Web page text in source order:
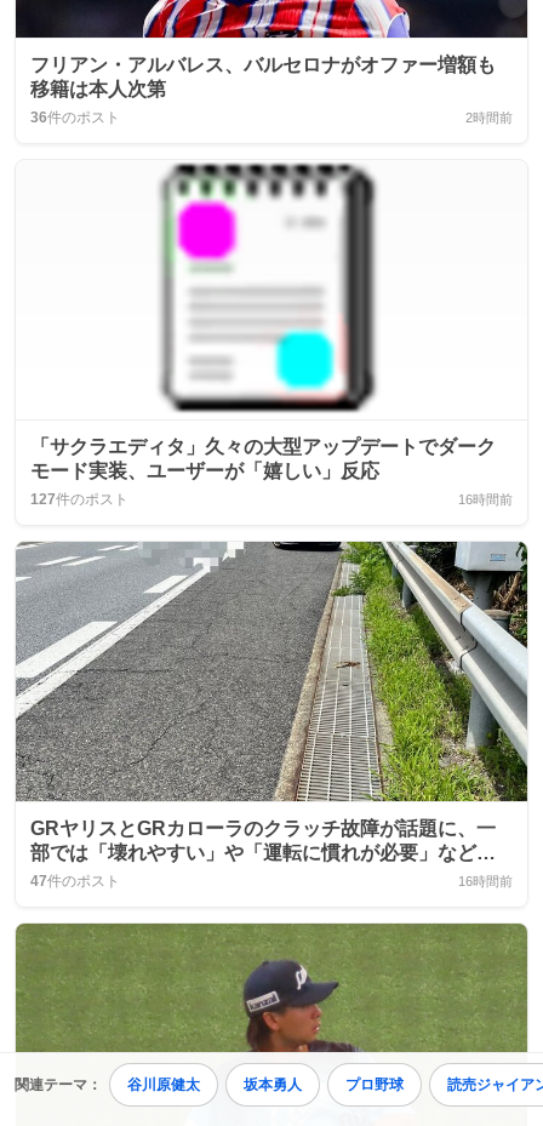
関連テーマ： 谷川原健太 坂本勇人 プロ野球 読売ジャイア
フリアン・アルバレス、バルセロナがオファー増額も
移籍は本人次第
36件のポスト 2時間前
「サクラエディタ」久々の大型アップデートでダーク
モード実装、ユーザーが「嬉しい」反応
127件のポスト 16時間前
GRヤリスとGRカローラのクラッチ故障が話題に、一
部では「壊れやすい」や「運転に慣れが必要」などの
声が上がっている
47件のポスト 16時間前